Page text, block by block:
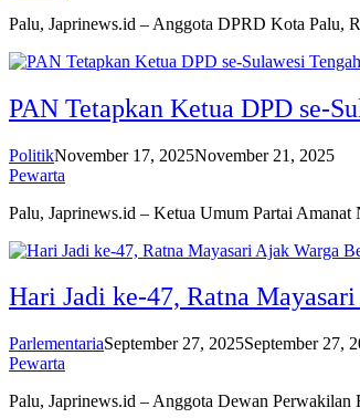
Palu, Japrinews.id – Anggota DPRD Kota Palu,
PAN Tetapkan Ketua DPD se-
PolitikNovember 17, 2025November 21, 2025
Pewarta
Palu, Japrinews.id – Ketua Umum Partai
Hari Jadi ke-47, Ratna
ParlementariaSeptember 27, 2025September 27,
Pewarta
Palu, Japrinews.id – Anggota Dewan